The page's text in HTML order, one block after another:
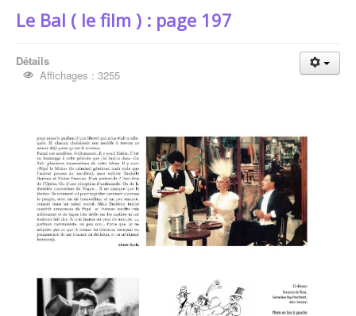
Le Bal ( le film ) : page 197
Détails
Affichages : 3255